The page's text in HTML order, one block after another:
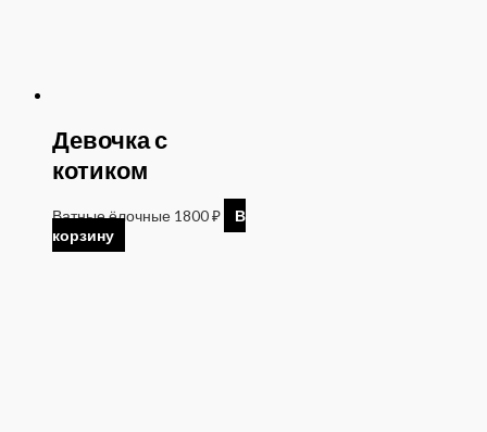
Девочка с
котиком
Ватные ёлочные 1800₽
В
корзину